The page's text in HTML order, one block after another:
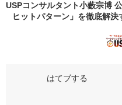
USPコンサルタント小藪宗博
ヒットパターン」を徹底解決